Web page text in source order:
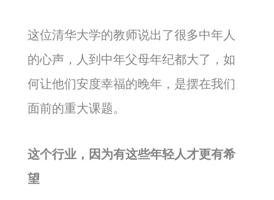
这位清华大学的教师说出了很多中年人
的心声，人到中年父母年纪都大了，如
何让他们安度幸福的晚年，是摆在我们
面前的重大课题。
这个行业，因为有这些年轻人才更有希
望